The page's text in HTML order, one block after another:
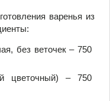
варенья из
без веточек – 750
цветочный) – 750